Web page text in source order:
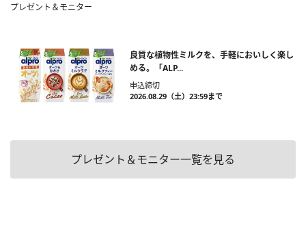
プレゼント＆モニター
良質な植物性ミルクを、手軽においしく楽し
める。「ALP...
申込締切
2026.08.29（土）23:59まで
プレゼント＆モニター一覧を見る